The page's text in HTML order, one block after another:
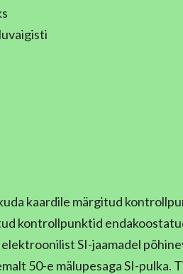
kaardile märgitud
kontrollpunktid
SI-jaamadel
50-e mälupesaga SI-pulka.